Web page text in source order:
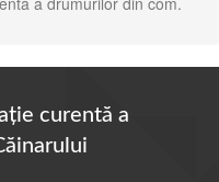
curentă a